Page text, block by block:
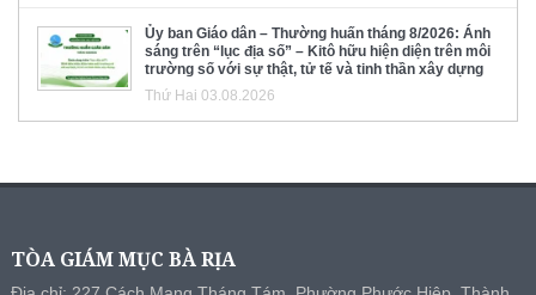
Ủy ban Giáo dân – Thường huấn tháng 8/2026: Ánh
sáng trên “lục địa số” – Kitô hữu hiện diện trên môi
trường số với sự thật, tử tế và tinh thần xây dựng
Thứ Hai 03.08.2026
TÒA GIÁM MỤC BÀ RỊA